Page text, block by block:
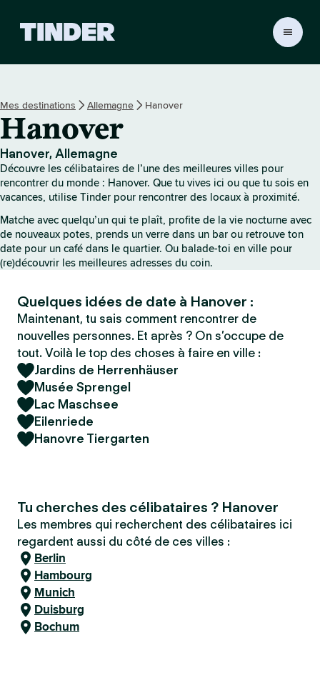
i
l
T
n
d
e
Mes destinations Allemagne Hanover
Hanover
Hanover, Allemagne
Découvre les célibataires de l’une des meilleures villes pour
rencontrer du monde : Hanover. Que tu vives ici ou que tu sois en
vacances, utilise Tinder pour rencontrer des locaux à proximité.
Matche avec quelqu’un qui te plaît, profite de la vie nocturne avec
de nouveaux potes, prends un verre dans un bar ou retrouve ton
date pour un café dans le quartier. Ou balade-toi en ville pour
(re)découvrir les meilleures adresses du coin.
Quelques idées de date à Hanover :
Maintenant, tu sais comment rencontrer de
nouvelles personnes. Et après ? On s’occupe de
tout. Voilà le top des choses à faire en ville :
Jardins de Herrenhäuser
Musée Sprengel
Lac Maschsee
Eilenriede
Hanovre Tiergarten
Tu cherches des célibataires ? Hanover
Les membres qui recherchent des célibataires ici
regardent aussi du côté de ces villes :
Berlin
Hambourg
Munich
Duisburg
Bochum